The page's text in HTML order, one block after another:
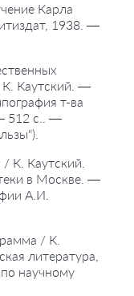
Карла
1938. —
К. Каутский. —
т-ва
512 с.. —
К. Каутский.
в Москве. —
А.И.
/ К.
литература,
научному